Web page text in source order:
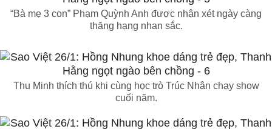
“Bà mẹ 3 con” Phạm Quỳnh Anh được nhận xét ngày càng
thăng hạng nhan sắc.
Thu Minh thích thú khi cùng học trò Trúc Nhân chạy show
cuối năm.